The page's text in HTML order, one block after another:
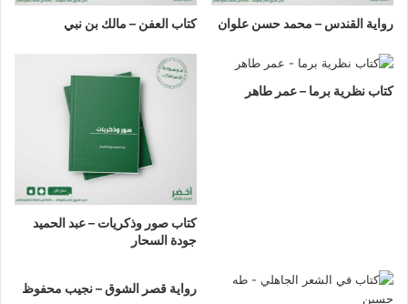
رواية القندس – محمد حسن علوان كتاب العفن – مالك بن نبي
كتاب نظرية برما – عمر طاهر
كتاب صور وذكريات – عبد الحميد
جودة السحار
رواية قصر الشوق – نجيب محفوظ